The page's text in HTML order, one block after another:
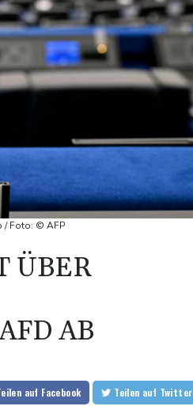
/ Foto: © AFP
ÜBER
AB
auf Facebook Teilen auf Twitter